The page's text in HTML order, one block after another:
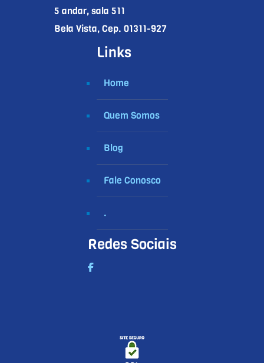
5 andar, sala 511
Bela Vista, Cep. 01311-927
Links
Home
Quem Somos
Blog
Fale Conosco
.
Redes Sociais